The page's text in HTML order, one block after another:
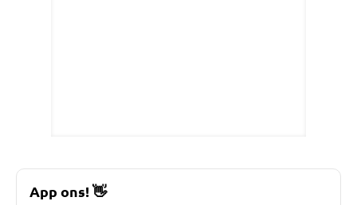
App ons!👋